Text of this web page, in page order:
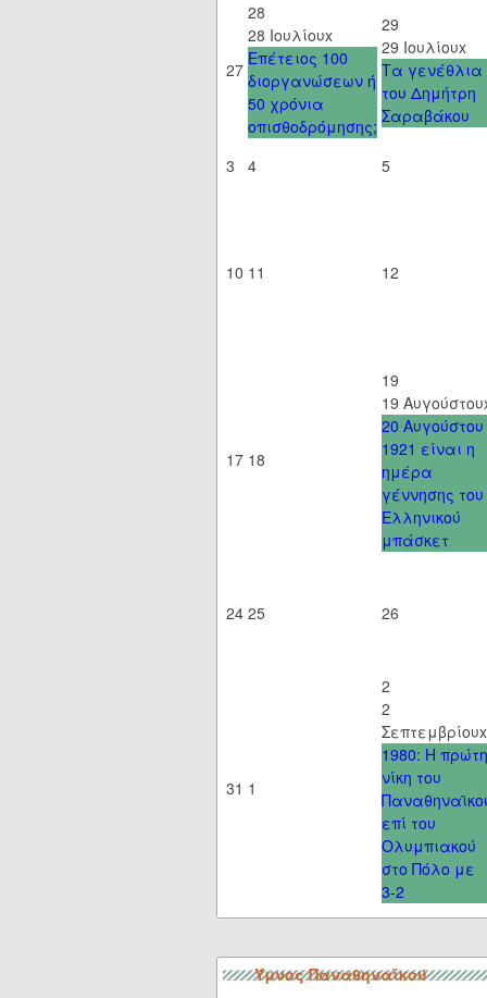
27
28
28 Ιουλίουx
Επέτειος 100
διοργανώσεων ή
50 χρόνια
οπισθοδρόμησης;
29
29 Ιουλίουx
Τα γενέθλια
του Δημήτρη
Σαραβάκου
3 4 5
10 11 12
17 18
19
19 Αυγούστου
20 Αυγούστου
1921 είναι η
ημέρα
γέννησης του
Ελληνικού
μπάσκετ
24 25 26
31 1
2
2
Σεπτεμβρίουx
1980: Η πρώτη
νίκη του
επί του
Ολυμπιακού
στο Πόλο με
3-2
Ύμνος Παναθηναϊκού